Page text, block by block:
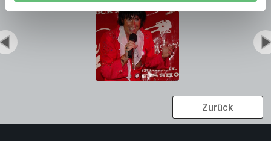
Zurück